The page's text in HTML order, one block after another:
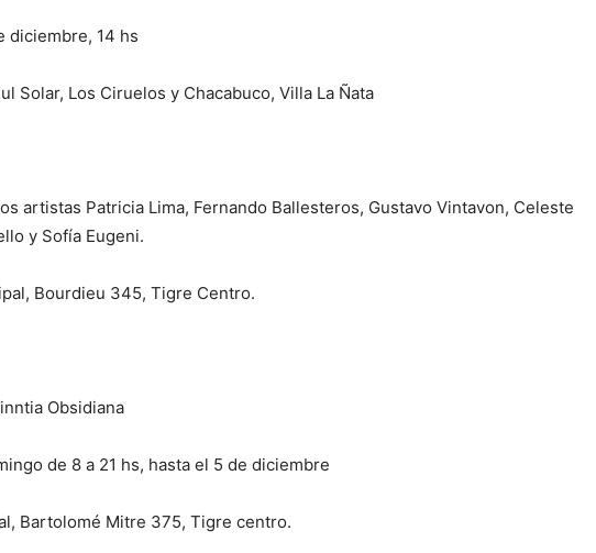
diciembre, 14 hs
Solar, Los Ciruelos y Chacabuco, Villa La Ñata
artistas Patricia Lima, Fernando Ballesteros, Gustavo Vintavon, Celeste
y Sofía Eugeni.
Bourdieu 345, Tigre Centro.
Obsidiana
de 8 a 21 hs, hasta el 5 de diciembre
Bartolomé Mitre 375, Tigre centro.